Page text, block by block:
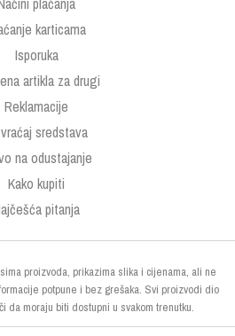
karticama
Isporuka
artikla za drugi
Reklamacije
sredstava
na odustajanje
Kako kupiti
pitanja
proizvoda, prikazima slika i cijenama, ali ne
potpune i bez grešaka. Svi proizvodi dio
da moraju biti dostupni u svakom trenutku.